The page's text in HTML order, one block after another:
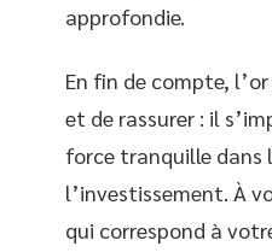
approfondie.
En fin de compte,
et de rassurer : il
force tranquille dans
l’investissement. À
qui correspond à